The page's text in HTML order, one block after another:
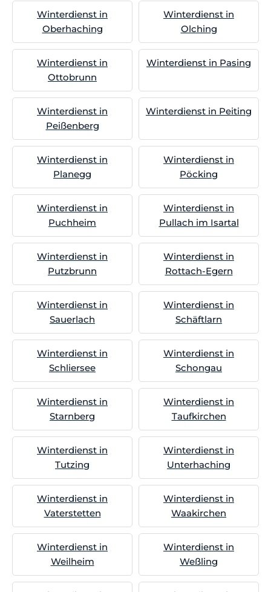
Winterdienst in
Oberhaching
Winterdienst in
Olching
Winterdienst in
Ottobrunn
Winterdienst in Pasing
Winterdienst in
Peißenberg
Winterdienst in Peiting
Winterdienst in
Planegg
Winterdienst in
Pöcking
Winterdienst in
Puchheim
Winterdienst in
Pullach im Isartal
Winterdienst in
Putzbrunn
Winterdienst in
Rottach-Egern
Winterdienst in
Sauerlach
Winterdienst in
Schäftlarn
Winterdienst in
Schliersee
Winterdienst in
Schongau
Winterdienst in
Starnberg
Winterdienst in
Taufkirchen
Winterdienst in
Tutzing
Winterdienst in
Unterhaching
Winterdienst in
Vaterstetten
Winterdienst in
Waakirchen
Winterdienst in
Weilheim
Winterdienst in
Weßling